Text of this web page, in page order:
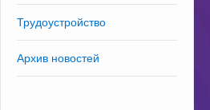
Трудоустройство
Архив новостей